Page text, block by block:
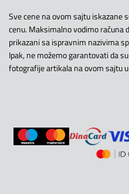
Sve cene na ovom sajtu iskazane
cenu. Maksimalno vodimo računa
prikazani sa ispravnim nazivima
Ipak, ne možemo garantovati da
fotografije artikala na ovom sajtu